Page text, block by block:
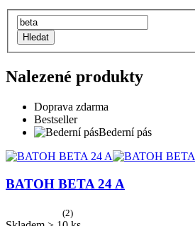
Hledat
Nalezené produkty
Doprava zdarma
Bestseller
Bederní pás
BATOH BETA 24 A
(2)